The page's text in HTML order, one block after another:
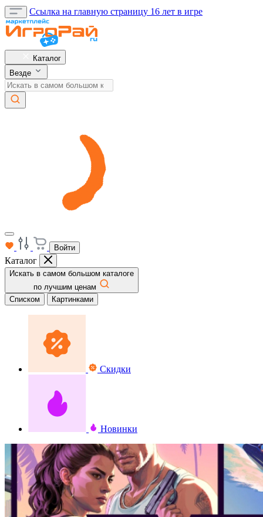
Ссылка на главную страницу 16 лет в игре
Каталог
Везде
Войти
Каталог
Искать в самом большом каталоге
по лучшим ценам
Списком
Картинками
Скидки
Новинки